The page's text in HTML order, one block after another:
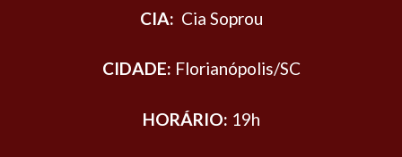
CIA: Cia Soprou
CIDADE: Florianópolis/SC
HORÁRIO: 19h